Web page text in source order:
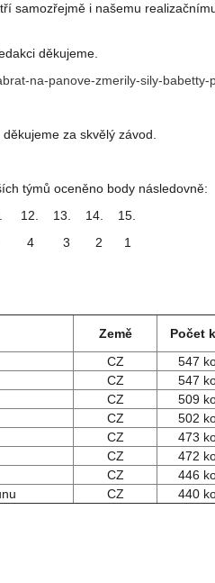
samozřejmě i našemu
děkujeme.
na-panove-zmerily-sily-
za skvělý závod.
týmů oceněno body následovně:
12. 13. 14. 15.
6 5 4 3 2 1
Země Počet
CZ 547
CZ 547
CZ 509
CZ 502
CZ 473
CZ 472
CZ 446
CZ 440